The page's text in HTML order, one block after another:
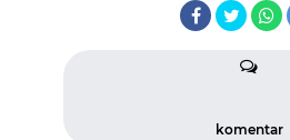
komentar